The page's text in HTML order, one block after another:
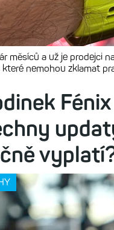
měsíců a už je prodejci
nemohou zklamat